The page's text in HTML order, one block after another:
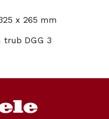
x 265 mm
trub DGG 3